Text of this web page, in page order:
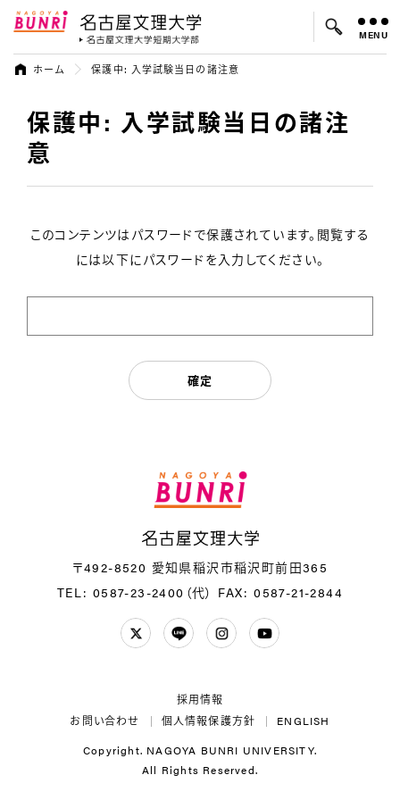
名古屋文理大学 名古屋文理大
よく検索されているキーワード： 入試 学費 オープンキャンパス
MENU
ホーム 保護中: 入学試験当日の諸注意
保護中: 入学試験当日の諸注
意
このコンテンツはパスワードで保護されています。閲覧する
には以下にパスワードを入力してください。
〒492-8520 愛知県稲沢市稲沢町前田365
TEL: 0587-23-2400（代） FAX: 0587-21-2844
ENGLISH
個人情報保護方針
お問い合わせ
採用情報
Copyright. NAGOYA BUNRI UNIVERSITY.
All Rights Reserved.